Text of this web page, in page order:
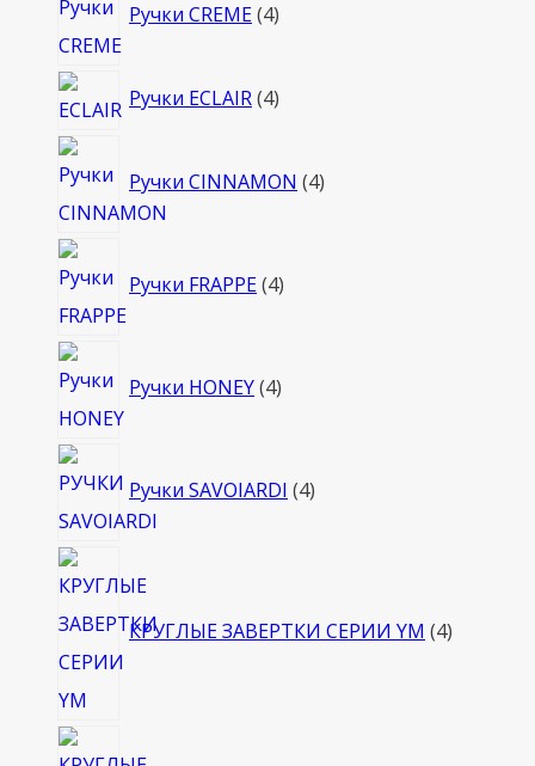
Ручки CREME 4товара
Ручки ECLAIR 44
Ручки CINNAMON 4товара
Ручки FRAPPE 4товара
Ручки HONEY 4товара
Ручки SAVOIARDI 4товара
КРУГЛЫЕ ЗАВЕРТКИ СЕРИИ YM 4